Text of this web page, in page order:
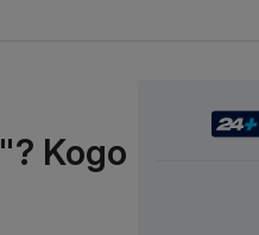
Kogo